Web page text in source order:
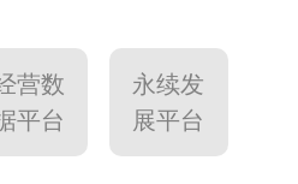
营数
平台
永续发
展平台